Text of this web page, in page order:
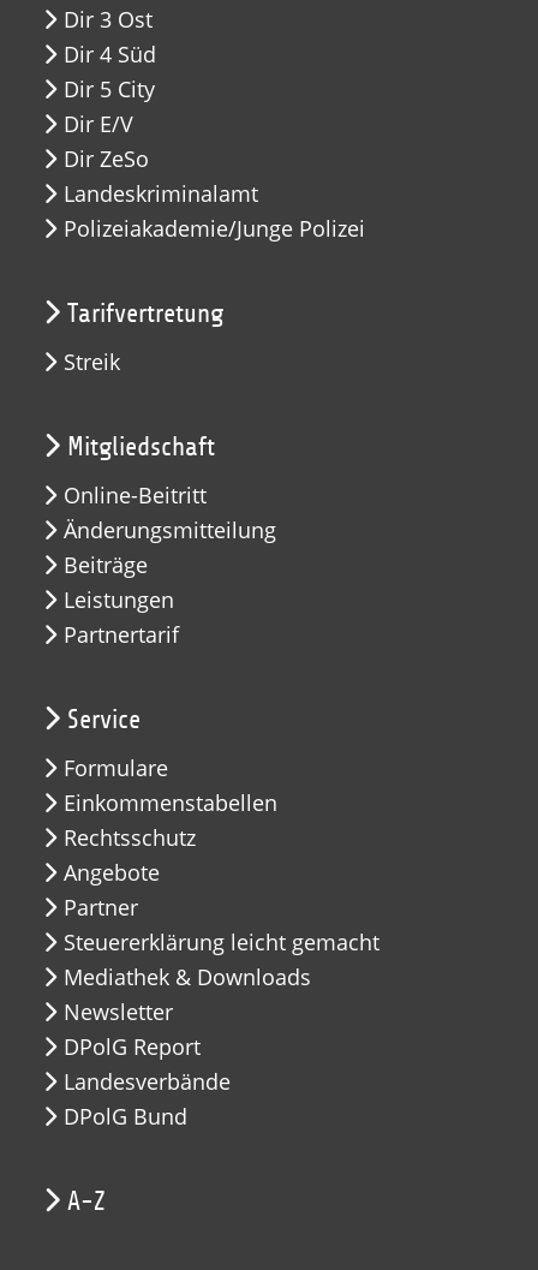
Dir 3 Ost
Dir 4 Süd
Dir 5 City
Dir E/V
Dir ZeSo
Landeskriminalamt
Polizeiakademie/Junge Polizei
Tarifvertretung
Streik
Mitgliedschaft
Online-Beitritt
Änderungsmitteilung
Beiträge
Leistungen
Partnertarif
Service
Formulare
Einkommenstabellen
Rechtsschutz
Angebote
Partner
Steuererklärung leicht gemacht
Mediathek & Downloads
Newsletter
DPolG Report
Landesverbände
DPolG Bund
A-Z